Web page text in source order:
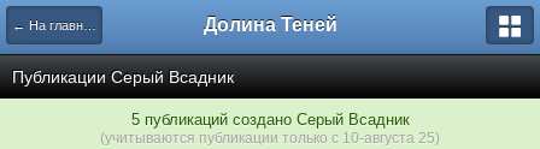
← На главную Долина Теней
Публикации Серый Всадник
5 публикаций создано Серый Всадник
(учитываются публикации только с 10-августа 25)